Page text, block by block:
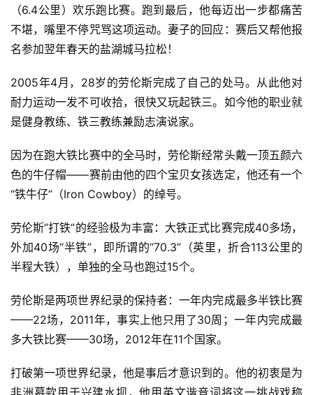
（6.4公里）欢乐跑比赛。跑到最后，他每迈出一步都痛苦
不堪，嘴里不停咒骂这项运动。妻子的回应：赛后又帮他报
名参加翌年春天的盐湖城马拉松！
2005年4月，28岁的劳伦斯完成了自己的处马。从此他对
耐力运动一发不可收拾，很快又玩起铁三。如今他的职业就
是健身教练、铁三教练兼励志演说家。
因为在跑大铁比赛中的全马时，劳伦斯经常头戴一顶五颜六
色的牛仔帽——赛前由他的四个宝贝女孩选定，他还有一个
“铁牛仔”（Iron Cowboy）的绰号。
劳伦斯”打铁“的经验极为丰富：大铁正式比赛完成40多场，
外加40场“半铁”，即所谓的“70.3”（英里，折合113公里的
半程大铁），单独的全马也跑过15个。
劳伦斯是两项世界纪录的保持者：一年内完成最多半铁比赛
——22场，2011年，事实上他只用了30周；一年内完成最
多大铁比赛——30场，2012年在11个国家。
打破第一项世界纪录，他是事后才意识到的。他的初衷是为